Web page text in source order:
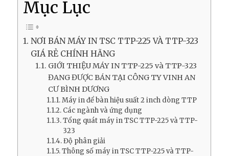
Mục Lục
NƠI BÁN MÁY IN TSC TTP-225 VÀ TTP-323
GIÁ RẺ CHÍNH HÃNG
GIỚI THIỆU MÁY IN TTP-225 và TTP-323
ĐANG ĐƯỢC BÁN TẠI CÔNG TY VINH AN
CƯ BÌNH DƯƠNG
Máy in để bàn hiệu suất 2 inch dòng TTP
Các ngành và ứng dụng
Tổng quát máy in TSC TTP-225 và TTP-
323
Độ phân giải
Thông số máy in TSC TTP-225 và TTP-